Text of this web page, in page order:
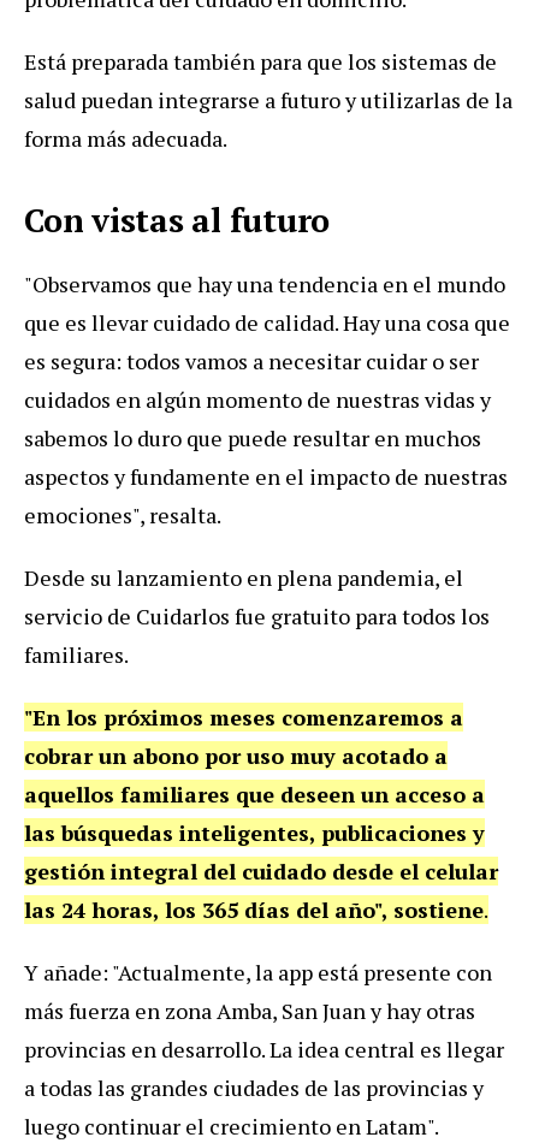
Está preparada también para que los sistemas de
salud puedan integrarse a futuro y utilizarlas de la
forma más adecuada.
Con vistas al futuro
"Observamos que hay una tendencia en el mundo
que es llevar cuidado de calidad. Hay una cosa que
es segura: todos vamos a necesitar cuidar o ser
cuidados en algún momento de nuestras vidas y
sabemos lo duro que puede resultar en muchos
aspectos y fundamente en el impacto de nuestras
emociones", resalta.
Desde su lanzamiento en plena pandemia, el
servicio de Cuidarlos fue gratuito para todos los
familiares.
"En los próximos meses comenzaremos a
cobrar un abono por uso muy acotado a
aquellos familiares que deseen un acceso a
las búsquedas inteligentes, publicaciones y
gestión integral del cuidado desde el celular
las 24 horas, los 365 días del año", sostiene.
Y añade: "Actualmente, la app está presente con
más fuerza en zona Amba, San Juan y hay otras
provincias en desarrollo. La idea central es llegar
a todas las grandes ciudades de las provincias y
luego continuar el crecimiento en Latam".